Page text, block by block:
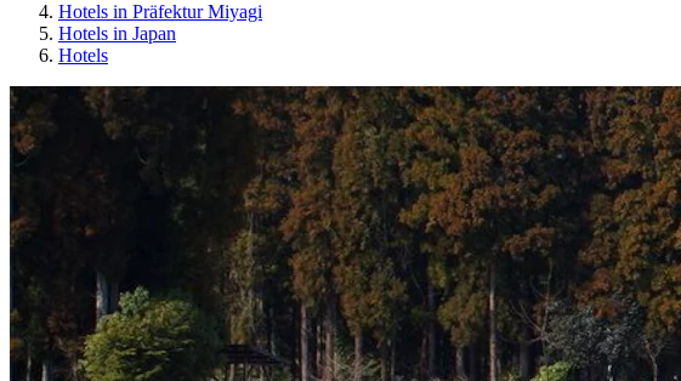
Hotels in Präfektur Miyagi
Hotels in Japan
Hotels